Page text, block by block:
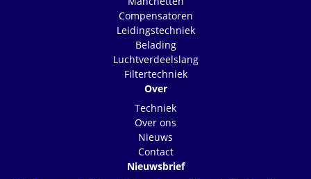
Compensatoren
Leidingstechniek
Belading
Luchtverdeelslang
Filtertechniek
Over
Techniek
Over ons
Nieuws
Contact
Nieuwsbrief